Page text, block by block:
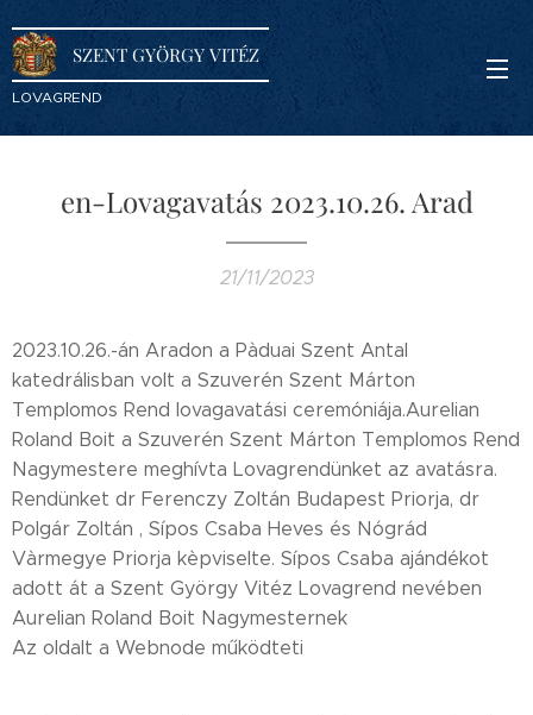
SZENT GYÖRGY VITÉZ
LOVAGREND
en-Lovagavatás 2023.10.26. Arad
21/11/2023
2023.10.26.-án Aradon a Pàduai Szent Antal
katedrálisban volt a Szuverén Szent Márton
Templomos Rend lovagavatási ceremóniája.Aurelian
Roland Boit a Szuverén Szent Márton Templomos Rend
Nagymestere meghívta Lovagrendünket az avatásra.
Rendünket dr Ferenczy Zoltán Budapest Priorja, dr
Polgár Zoltán , Sípos Csaba Heves és Nógrád
Vàrmegye Priorja kèpviselte. Sípos Csaba ajándékot
adott át a Szent György Vitéz Lovagrend nevében
Aurelian Roland Boit Nagymesternek
Az oldalt a Webnode működteti